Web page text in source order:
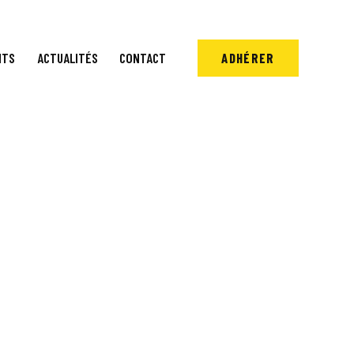
ACTUALITÉS CONTACT ADHÉRER